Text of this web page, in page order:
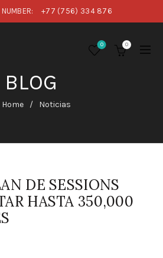
+77 (756) 334 876
0 0
BLOG
Home Noticias
DE SESSIONS
HASTA 350,000